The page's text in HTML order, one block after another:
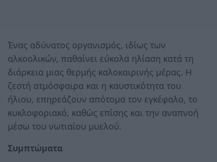
Ένας αδύνατος οργανισμός, ιδίως των
αλκοολικών, παθαίνει εύκολα ηλίαση κατά τη
διάρκεια μιας θερμής καλοκαιρινής μέρας. Η
ζεστή ατμόσφαιρα και η καυστικότητα του
ήλιου, επηρεάζουν απότομα τον εγκέφαλο, το
κυκλοφοριακό, καθώς επίσης και την αναπνοή
μέσω του νωτιαίου μυελού.
Συμπτώματα